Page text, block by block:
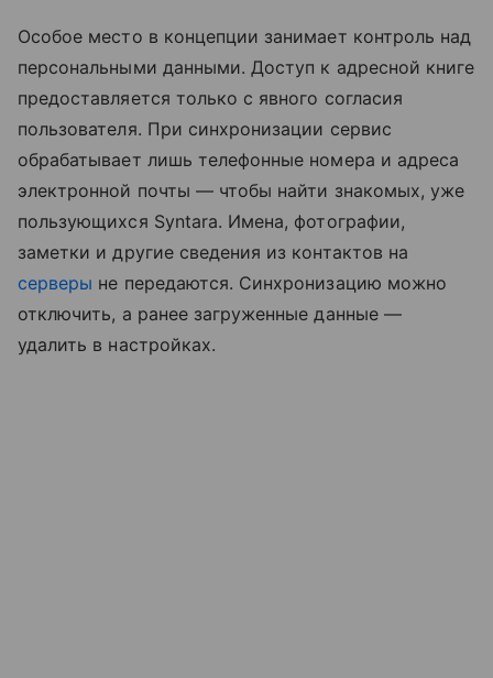
Особое место в концепции занимает контроль над
персональными данными. Доступ к адресной книге
предоставляется только с явного согласия
пользователя. При синхронизации сервис
обрабатывает лишь телефонные номера и адреса
электронной почты — чтобы найти знакомых, уже
пользующихся Syntara. Имена, фотографии,
заметки и другие сведения из контактов на
серверы не передаются. Синхронизацию можно
отключить, а ранее загруженные данные —
удалить в настройках.